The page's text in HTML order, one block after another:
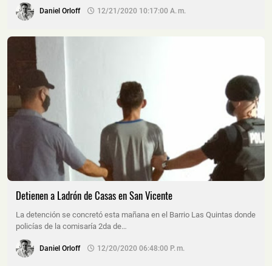
Daniel Orloff 12/21/2020 10:17:00 A. M.
Detienen a Ladrón de Casas en San Vicente
La detención se concretó esta mañana en el Barrio Las Quintas donde
policías de la comisaría 2da de…
Daniel Orloff 12/20/2020 06:48:00 P. M.